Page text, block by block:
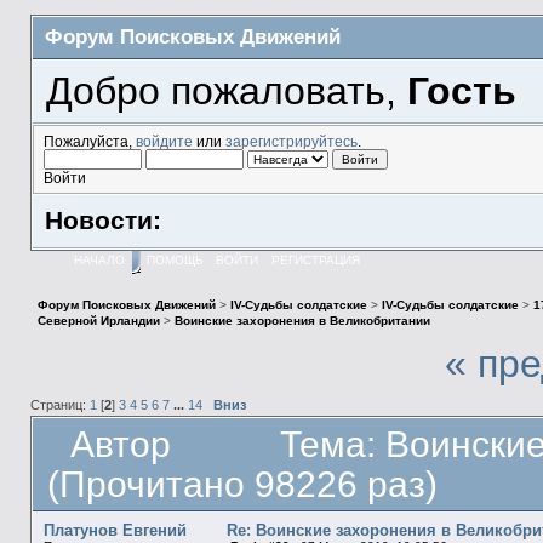
Форум Поисковых Движений
Добро пожаловать, Гость
Пожалуйста, войдите или зарегистрируйтесь.
Войти
Новости:
НАЧАЛО ПОМОЩЬ ВОЙТИ РЕГИСТРАЦИЯ
Форум Поисковых Движений> IV-Судьбы солдатские> IV-Судьбы солдатские>
Северной Ирландии> Воинские захоронения в Великобритании
«
Страниц: 1 [2] 3 4 5 6 7 ... 14 Вниз
Автор
Тема:
(Прочитано 98226 раз)
Платунов Евгений Re: Воинские захоронения в